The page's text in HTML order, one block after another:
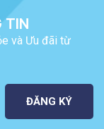
TIN
và Ưu đãi từ
ĐĂNG KÝ